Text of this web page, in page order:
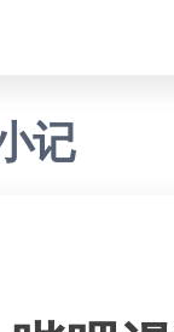
记